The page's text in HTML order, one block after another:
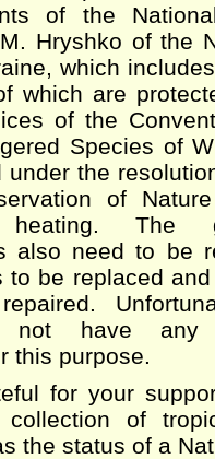
of the
Hryshko of the
which
which are
of the
Species of
under the
of
The
also need to be
to be replaced
not have any
this purpose.
for your
collection of
the status of a